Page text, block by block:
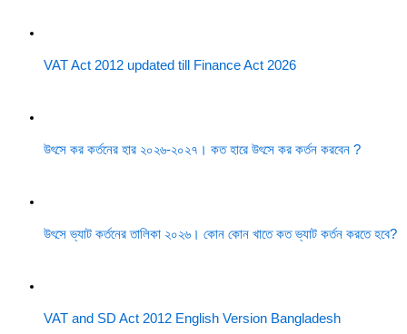
VAT Act 2012 updated till Finance Act 2026
উৎসে কর কর্তনের হার ২০২৬-২০২৭। কত হারে উৎসে কর কর্তন করবেন ?
উৎসে ভ্যাট কর্তনের তালিকা ২০২৬। কোন কোন খাতে কত ভ্যাট কর্তন করতে হবে?
VAT and SD Act 2012 English Version Bangladesh